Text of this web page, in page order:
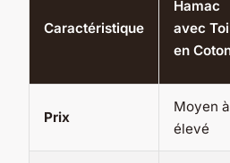
Caractéristique
Hamac
avec
en
Prix
Moyen à
élevé